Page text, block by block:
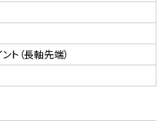
ト（長軸先端）